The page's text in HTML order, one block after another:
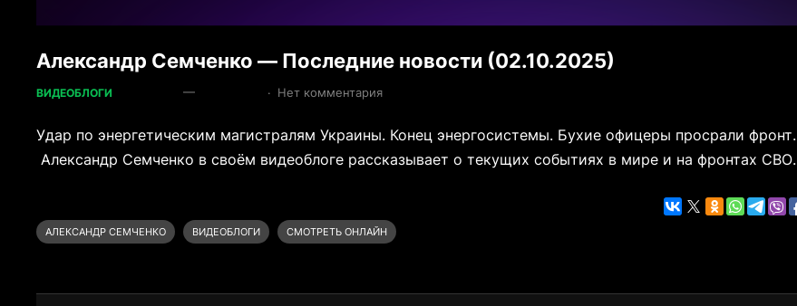
Александр Семченко — Последние новости (02.10.2025)
ВИДЕОБЛОГИ — · Нет комментария
Удар по энергетическим магистралям Украины. Конец энергосистемы. Бухие офицеры просрали фронт.
Александр Семченко в своём видеоблоге рассказывает о текущих событиях в мире и на фронтах СВО.
АЛЕКСАНДР СЕМЧЕНКО ВИДЕОБЛОГИ СМОТРЕТЬ ОНЛАЙН